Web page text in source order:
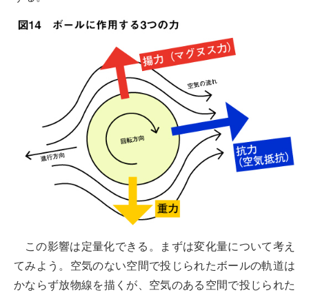
この影響は定量化できる。まずは変化量について考え
てみよう。空気のない空間で投じられたボールの軌道は
かならず放物線を描くが、空気のある空間で投じられた